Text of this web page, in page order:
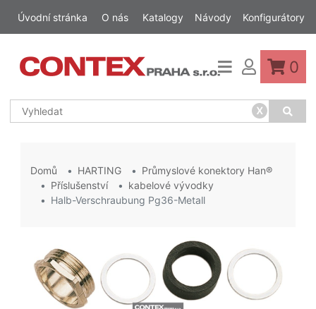
Úvodní stránka O nás Katalogy Návody Konfigurátory
x
0
Domů HARTING
Průmyslové konektory Han®
Příslušenství
kabelové vývodky
Halb-Verschraubung Pg36-Metall